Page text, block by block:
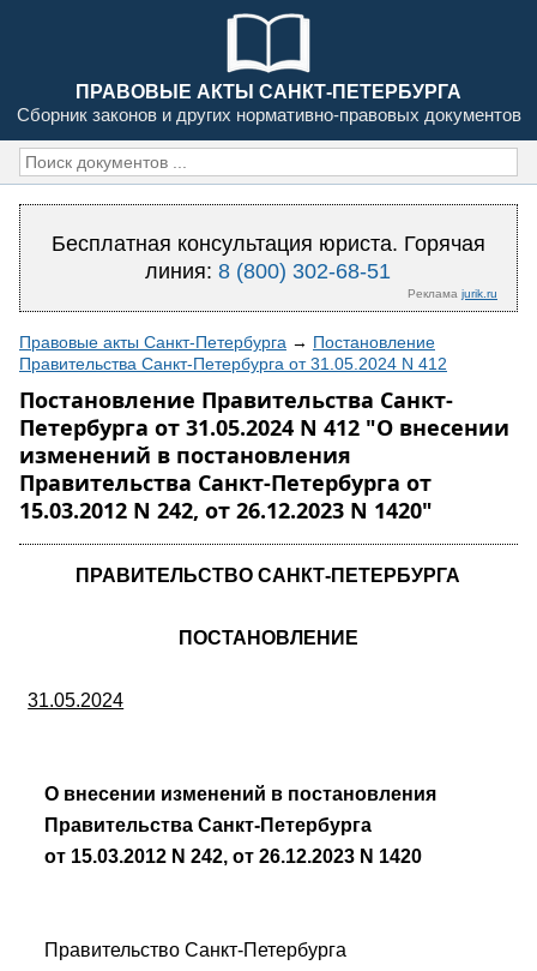
ПРАВОВЫЕ АКТЫ САНКТ-ПЕТЕРБУРГА
Сборник законов и других нормативно-правовых документов
Бесплатная консультация юриста. Горячая
линия:8 (800) 302-68-51
Реклама jurik.ru
Правовые акты Санкт-Петербурга → Постановление
Правительства Санкт-Петербурга от 31.05.2024 N 412
Постановление Правительства Санкт-
Петербурга от 31.05.2024 N 412 "О внесении
изменений в постановления
Правительства Санкт-Петербурга от
15.03.2012 N 242, от 26.12.2023 N 1420"
ПРАВИТЕЛЬСТВО САНКТ-ПЕТЕРБУРГА
ПОСТАНОВЛЕНИЕ
31.05.2024
О внесении изменений в постановления
Правительства Санкт-Петербурга
от 15.03.2012 N 242, от 26.12.2023 N 1420
Правительство Санкт-Петербурга